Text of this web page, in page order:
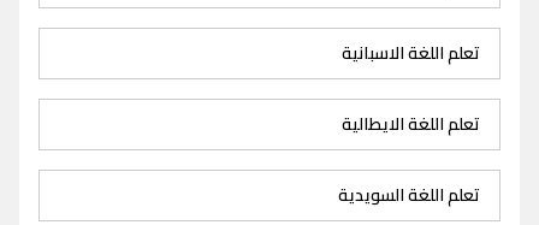
تعلم اللغة الاسبانية
تعلم اللغة الايطالية
تعلم اللغة السويدية